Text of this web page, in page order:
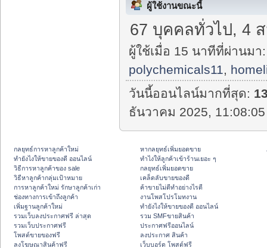
ผู้ใช้งานขณะนี้
67 บุคคลทั่วไป, 4
ผู้ใช้เมื่อ 15 นาทีที่ผ่านมา:
polychemicals11,
วันนี้ออนไลน์มากที่สุด:
ธันวาคม 2025,
กลยุทธ์การหาลูกค้าใหม่
ทํายังไงให้ขายของดี ออนไลน์
วิธีการหาลูกค้าของ sale
วิธีหาลูกค้ากลุ่มเป้าหมาย
การหาลูกค้าใหม่ รักษาลูกค้าเก่า
ช่องทางการเข้าถึงลูกค้า
เพิ่มฐานลูกค้าใหม่
รวมเว็บลงประกาศฟรี ล่าสุด
รวมเว็บประกาศฟรี
โพสต์ขายของฟรี
ลงโฆษณาสินค้าฟรี
หากลยุทธ์เพิ่มยอดขาย
ทําไงให้ลูกค้าเข้าร้านเยอะ ๆ
กลยุทธ์เพิ่มยอดขาย
เคล็ดลับขายของดี
ค้าขายไม่ดีทำอย่างไรดี
งานโพสโปรโมทงาน
ทํายังไงให้ขายของดี ออนไลน์
รวม SMFขายสินค้า
ประกาศฟรีออนไลน์
ลงประกาศ สินค้า
เว็บบอร์ด โพสต์ฟรี